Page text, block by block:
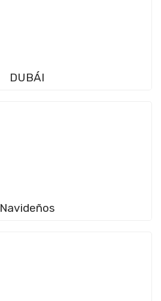
DUBÁI
Navideños